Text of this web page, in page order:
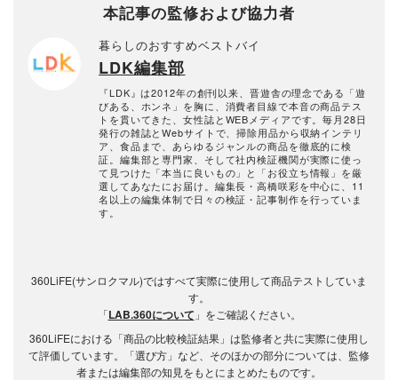
本記事の監修および協力者
暮らしのおすすめベストバイ
LDK編集部
『LDK』は2012年の創刊以来、晋遊舎の理念である「遊
びある、ホンネ」を胸に、消費者目線で本音の商品テス
トを貫いてきた、女性誌とWEBメディアです。毎月28日
発行の雑誌とWebサイトで、掃除用品から収納インテリ
ア、食品まで、あらゆるジャンルの商品を徹底的に検
証。編集部と専門家、そして社内検証機関が実際に使っ
て見つけた「本当に良いもの」と「お役立ち情報」を厳
選してあなたにお届け。編集長・高橋咲彩を中心に、11
名以上の編集体制で日々の検証・記事制作を行っていま
す。
360LiFE(サンロクマル)ではすべて実際に使用して商品テストしていま
す。
「LAB.360について 」をご確認ください。
360LiFEにおける「商品の比較検証結果」は監修者と共に実際に使用し
て評価しています。「選び方」など、そのほかの部分については、監修
者または編集部の知見をもとにまとめたものです。